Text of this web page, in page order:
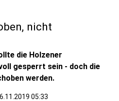
nicht
die Holzener
gesperrt sein - doch die
werden.
05:33